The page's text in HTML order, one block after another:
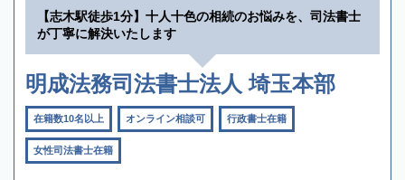
【志木駅徒歩1分】十人十色の相続のお悩みを、司法書士
が丁寧に解決いたします
明成法務司法書士法人 埼玉本部
在籍数10名以上 オンライン相談可 行政書士在籍
女性司法書士在籍